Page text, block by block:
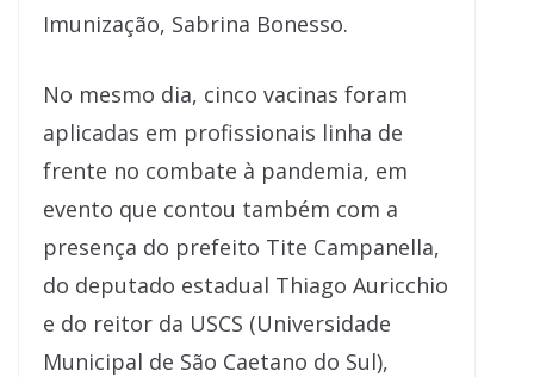
Imunização, Sabrina Bonesso.
No mesmo dia, cinco vacinas foram
aplicadas em profissionais linha de
frente no combate à pandemia, em
evento que contou também com a
presença do prefeito Tite Campanella,
do deputado estadual Thiago Auricchio
e do reitor da USCS (Universidade
Municipal de São Caetano do Sul),